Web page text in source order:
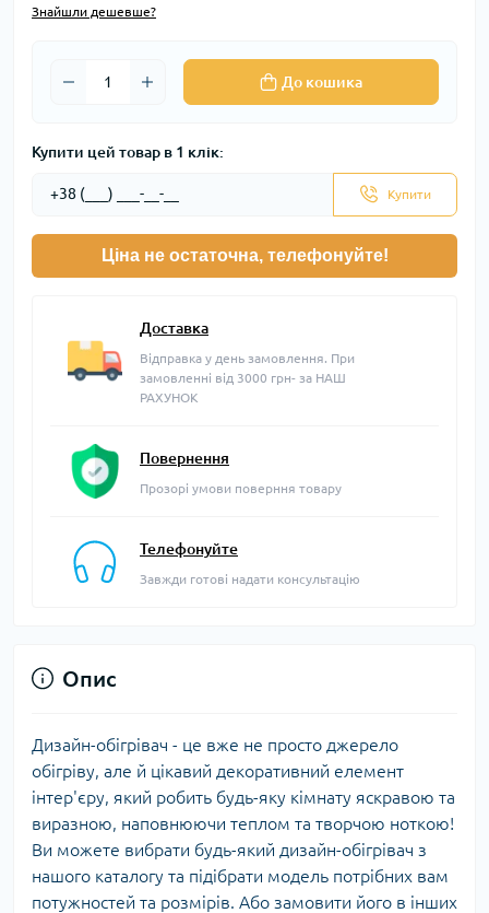
Знайшли дешевше?
До кошика
Купити цей товар в 1 клік:
Купити
Ціна не остаточна, телефонуйте!
Доставка
Відправка у день замовлення. При
замовленні від 3000 грн- за НАШ
РАХУНОК
Повернення
Прозорі умови поверння товару
Телефонуйте
Завжди готові надати консультацію
Опис
Дизайн-обігрівач - це вже не просто джерело
обігріву, але й цікавий декоративний елемент
інтер'єру, який робить будь-яку кімнату яскравою та
виразною, наповнюючи теплом та творчою ноткою!
Ви можете вибрати будь-який дизайн-обігрівач з
нашого каталогу та підібрати модель потрібних вам
потужностей та розмірів. Або замовити його в інших